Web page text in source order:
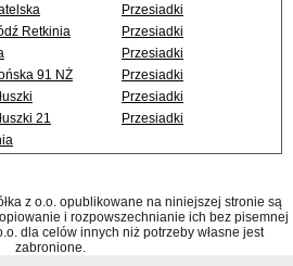
Przesiadki
Retkinia
Przesiadki
Przesiadki
91 NŻ
Przesiadki
Przesiadki
21
Przesiadki
z o.o. opublikowane na niniejszej stronie są
i rozpowszechnianie ich bez pisemnej
dla celów innych niż potrzeby własne jest
zabronione.